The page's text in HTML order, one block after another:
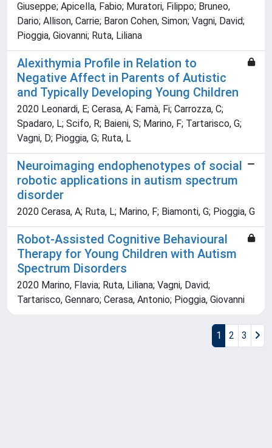
Giuseppe; Apicella, Fabio; Muratori, Filippo; Bruneo,
Dario; Allison, Carrie; Baron Cohen, Simon; Vagni, David;
Pioggia, Giovanni; Ruta, Liliana
Alexithymia Profile in Relation to
Negative Affect in Parents of Autistic
and Typically Developing Young Children
2020 Leonardi, E; Cerasa, A; Famà, Fi; Carrozza, C;
Spadaro, L; Scifo, R; Baieni, S; Marino, F; Tartarisco, G;
Vagni, D; Pioggia, G; Ruta, L
Neuroimaging endophenotypes of social
robotic applications in autism spectrum
disorder
2020 Cerasa, A; Ruta, L; Marino, F; Biamonti, G; Pioggia, G
Robot-Assisted Cognitive Behavioural
Therapy for Young Children with Autism
Spectrum Disorders
2020 Marino, Flavia; Ruta, Liliana; Vagni, David;
Tartarisco, Gennaro; Cerasa, Antonio; Pioggia, Giovanni
1 2 3